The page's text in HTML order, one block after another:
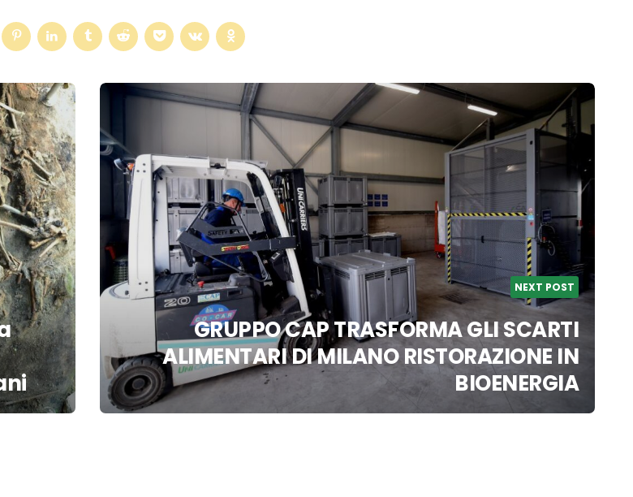
NEXT POST
GRUPPO CAP TRASFORMA GLI SCARTI
ALIMENTARI DI MILANO RISTORAZIONE IN
BIOENERGIA